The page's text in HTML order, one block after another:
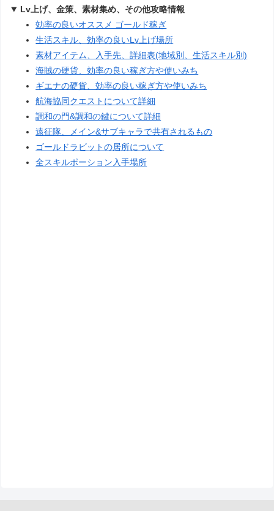
Lv上げ、金策、素材集め、その他攻略情報
効率の良いオススメ ゴールド稼ぎ
生活スキル、効率の良いLv上げ場所
素材アイテム、入手先、詳細表(地域別、生活スキル別)
海賊の硬貨、効率の良い稼ぎ方や使いみち
ギエナの硬貨、効率の良い稼ぎ方や使いみち
航海協同クエストについて詳細
調和の門&調和の鍵について詳細
遠征隊、メイン&サブキャラで共有されるもの
ゴールドラビットの居所について
全スキルポーション入手場所